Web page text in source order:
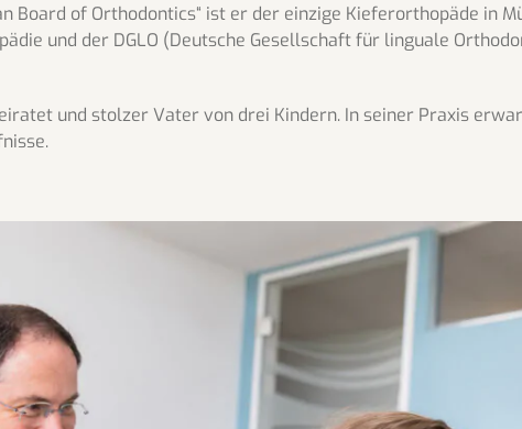
Board of Orthodontics“ ist er der einzige Kieferorthopäde in
und der DGLO (Deutsche Gesellschaft für linguale
und stolzer Vater von drei Kindern. In seiner Praxis